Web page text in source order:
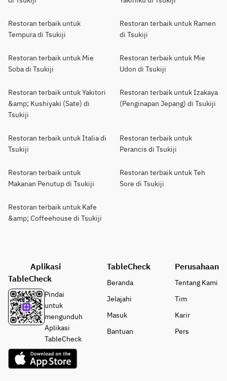
Restoran terbaik untuk
Tempura di Tsukiji
Restoran terbaik untuk Ramen
di Tsukiji
Restoran terbaik untuk Mie
Soba di Tsukiji
Restoran terbaik untuk Mie
Udon di Tsukiji
Restoran terbaik untuk Yakitori
&amp; Kushiyaki (Sate) di
Tsukiji
Restoran terbaik untuk Izakaya
(Penginapan Jepang) di Tsukiji
Restoran terbaik untuk Italia di
Tsukiji
Restoran terbaik untuk
Perancis di Tsukiji
Restoran terbaik untuk
Makanan Penutup di Tsukiji
Restoran terbaik untuk Teh
Sore di Tsukiji
Restoran terbaik untuk Kafe
&amp; Coffeehouse di Tsukiji
Aplikasi
TableCheck
Pindai
untuk
mengunduh
Aplikasi
TableCheck
TableCheck
Beranda
Jelajahi
Masuk
Bantuan
Perusahaan
Tentang Kami
Tim
Karir
Pers